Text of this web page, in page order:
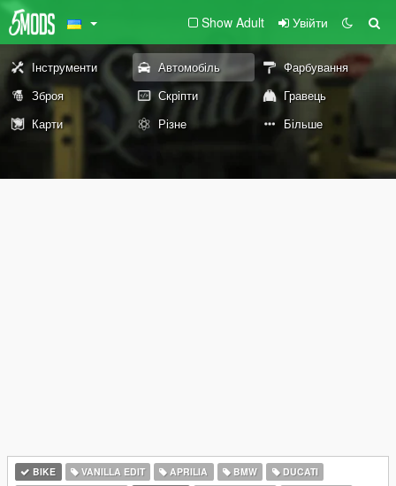
Show Adult Увійти
Інструменти Автомобіль
Фарбування
Зброя
Скріпти
Гравець
Карти
Різне Більше
BIKE VANILLA EDIT APRILIA BMW
DUCATI